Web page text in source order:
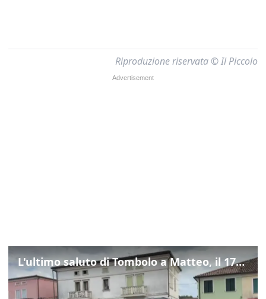
Riproduzione riservata © Il Piccolo
L'ultimo saluto di Tombolo a Matteo, il 17enne morto di tumore. Il video